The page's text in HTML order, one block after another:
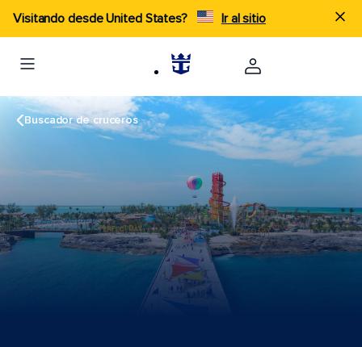
Visitando desde United States? Ir al sitio
Buscador de cruceros